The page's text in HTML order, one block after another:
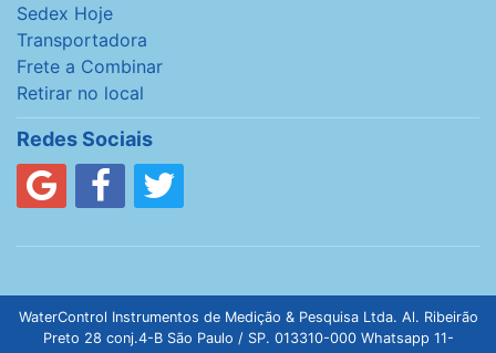
Sedex Hoje
Transportadora
Frete a Combinar
Retirar no local
Redes Sociais
WaterControl Instrumentos de Medição & Pesquisa Ltda. Al. Ribeirão
Preto 28 conj.4-B São Paulo / SP. 013310-000 Whatsapp 11-